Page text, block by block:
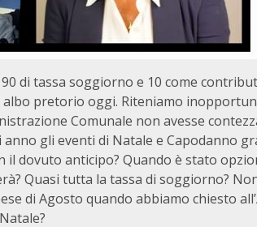
di tassa soggiorno e 10 come
albo pretorio oggi. Riteniamo
Comunale non avesse
anno gli eventi di Natale e Capodanno
il dovuto anticipo? Quando è stato
Quasi tutta la tassa di soggiorno?
di Agosto quando abbiamo chiesto